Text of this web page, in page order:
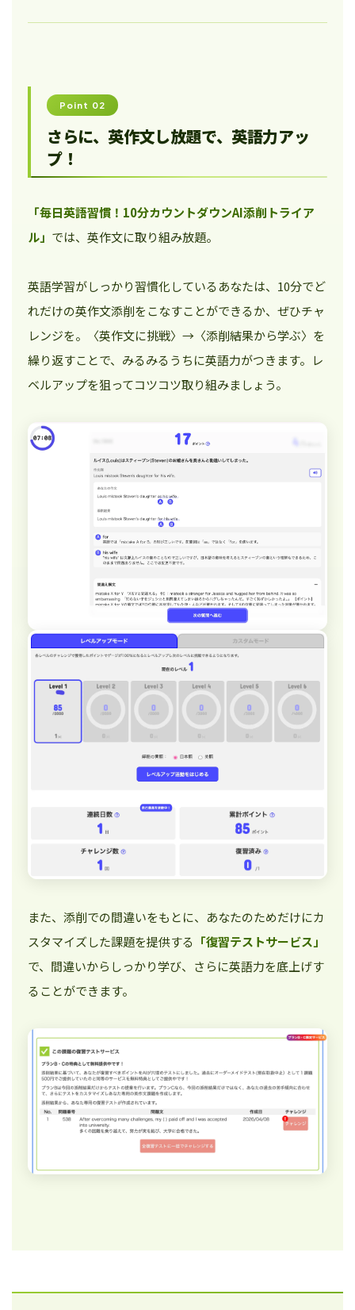
Point 02
さらに、英作文し放題で、英語力アッ
プ！
「毎日英語習慣！10分カウントダウンAI添削トライア
ル」 では、英作文に取り組み放題。
英語学習がしっかり習慣化しているあなたは、10分でど
れだけの英作文添削をこなすことができるか、ぜひチャ
レンジを。〈英作文に挑戦〉→〈添削結果から学ぶ〉を
繰り返すことで、みるみるうちに英語力がつきます。レ
ベルアップを狙ってコツコツ取り組みましょう。
また、添削での間違いをもとに、あなたのためだけにカ
スタマイズした課題を提供する 「復習テストサービス」
で、間違いからしっかり学び、さらに英語力を底上げす
ることができます。